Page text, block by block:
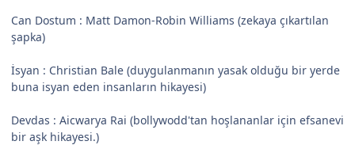
Can Dostum : Matt Damon-Robin Williams (zekaya çıkartılan
şapka)
İsyan : Christian Bale (duygulanmanın yasak olduğu bir yerde
buna isyan eden insanların hikayesi)
Devdas : Aicwarya Rai (bollywodd'tan hoşlananlar için efsanevi
bir aşk hikayesi.)